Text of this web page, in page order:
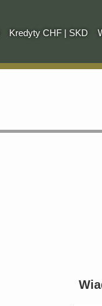
Kredyty CHF | SKD